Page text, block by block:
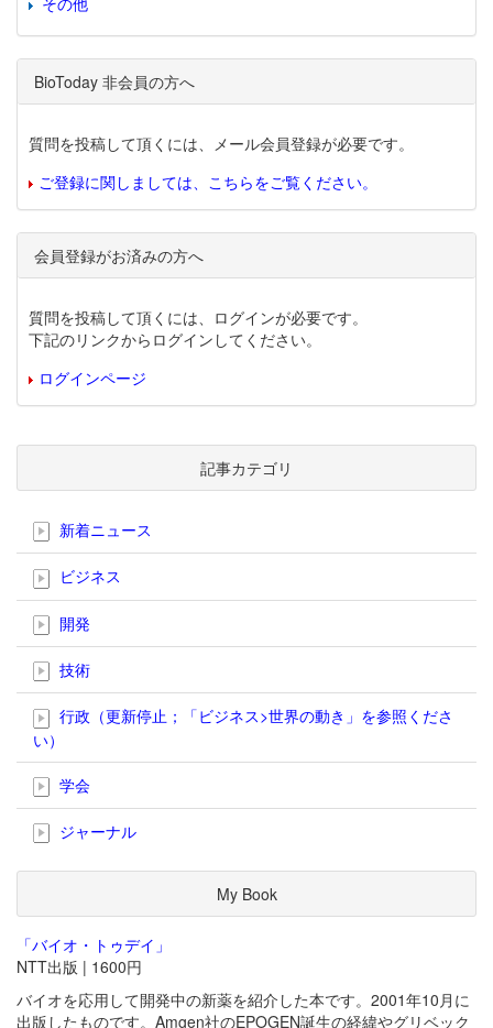
BioToday 非会員の方へ
質問を投稿して頂くには、メール会員登録が必要です。
ご登録に関しましては、こちらをご覧ください。
会員登録がお済みの方へ
質問を投稿して頂くには、ログインが必要です。
下記のリンクからログインしてください。
ログインページ
記事カテゴリ
新着ニュース
ビジネス
開発
技術
行政（更新停止；「ビジネス>世界の動き」を参照くださ
い）
学会
ジャーナル
My Book
「バイオ・トゥデイ」
NTT出版 | 1600円
バイオを応用して開発中の新薬を紹介した本です。2001年10月に
出版したものです。Amgen社のEPOGEN誕生の経緯やグリベック